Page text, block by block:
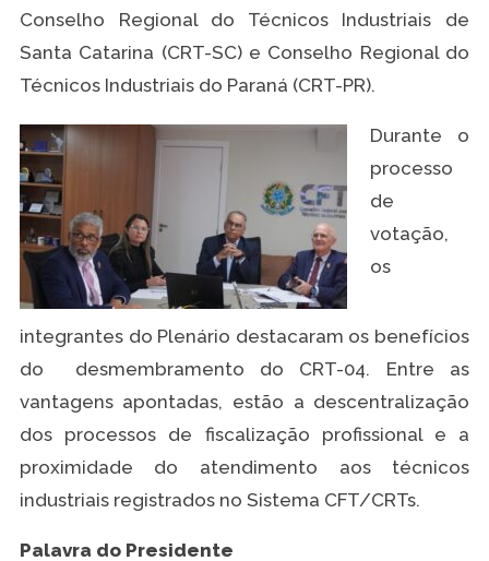
Conselho Regional do Técnicos Industriais de
Santa Catarina (CRT-SC) e Conselho Regional do
Técnicos Industriais do Paraná (CRT-PR).
Durante o
processo
de
votação,
os
integrantes do Plenário destacaram os benefícios
do desmembramento do CRT-04. Entre as
vantagens apontadas, estão a descentralização
dos processos de fiscalização profissional e a
proximidade do atendimento aos técnicos
industriais registrados no Sistema CFT/CRTs.
Palavra do Presidente